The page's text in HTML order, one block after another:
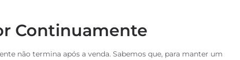
Continuamente
não termina após a venda. Sabemos que, para manter um